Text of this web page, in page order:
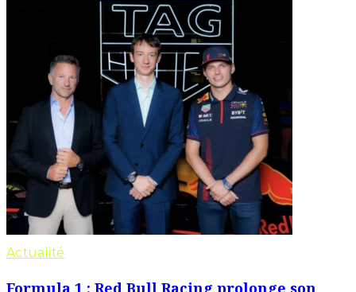
Actualité
Formula 1 : Red Bull Racing prolonge son